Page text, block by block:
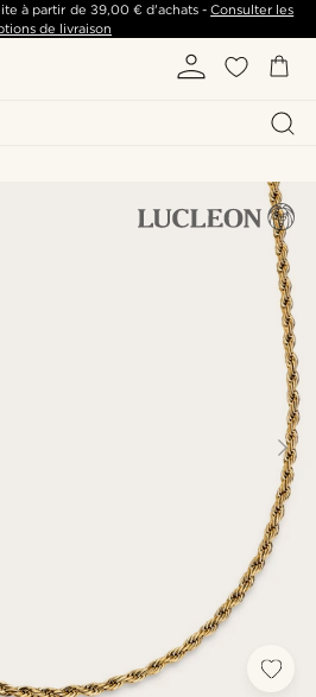
à partir de 39,00 €d'achats -Consulter les
de livraison